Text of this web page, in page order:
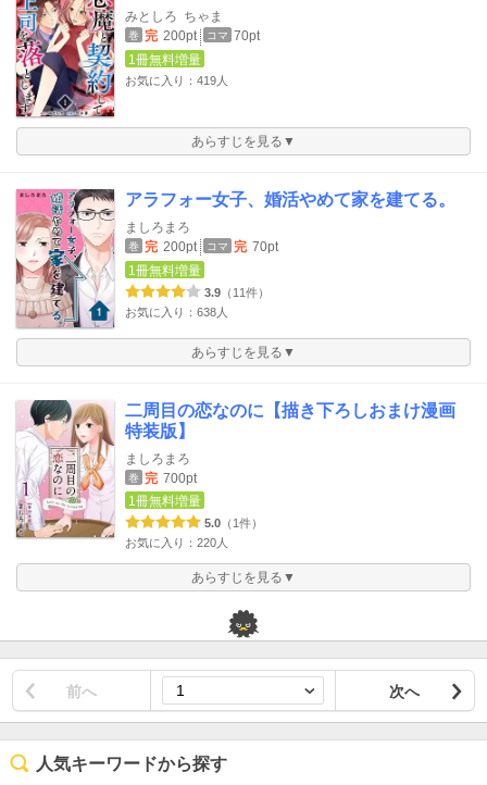
みとしろ ちゃま
巻 完 200pt コマ 70pt
1冊無料増量
お気に入り：419人
あらすじを見る▼
アラフォー女子、婚活やめて家を建てる。
ましろまろ
巻 完 200pt コマ 完 70pt
1冊無料増量
3.9 （11件）
お気に入り：638人
あらすじを見る▼
二周目の恋なのに【描き下ろしおまけ漫画
特装版】
ましろまろ
巻 完 700pt
1冊無料増量
5.0 （1件）
お気に入り：220人
あらすじを見る▼
前へ 次へ
人気キーワードから探す